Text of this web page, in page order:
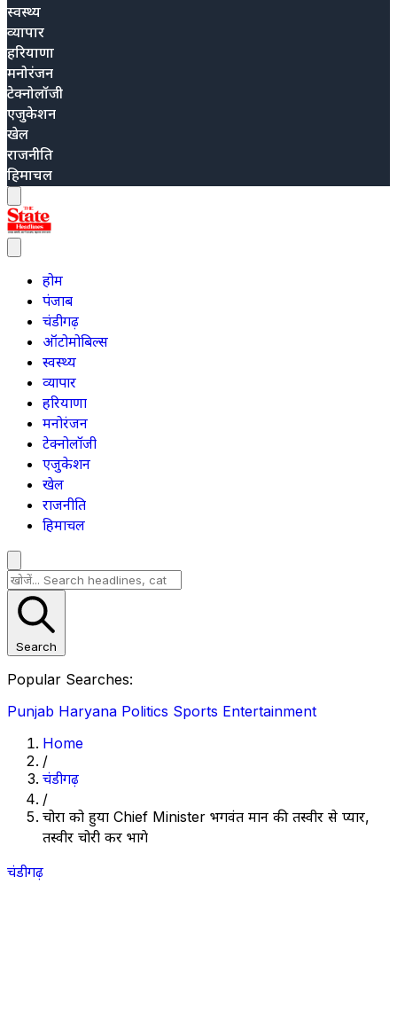
स्वस्थ्य
व्यापार
हरियाणा
मनोरंजन
टेक्नोलॉजी
एजुकेशन
खेल
राजनीति
हिमाचल
होम
पंजाब
चंडीगढ़
ऑटोमोबिल्स
स्वस्थ्य
व्यापार
हरियाणा
मनोरंजन
टेक्नोलॉजी
एजुकेशन
खेल
राजनीति
हिमाचल
Search
Popular Searches:
Punjab Haryana Politics Sports Entertainment
Home
/
चंडीगढ़
/
चोरों को हुया Chief Minister भगवंत मान की तस्वीर से प्यार,
तस्वीर चोरी कर भागे
चंडीगढ़